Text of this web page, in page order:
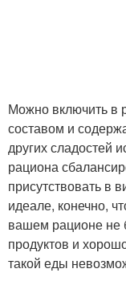
Можно включить в
составом и
других сладостей
рациона
присутствовать в
идеале, конечно,
вашем рационе
продуктов и
такой еды